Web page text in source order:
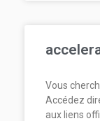
Vous
Accédez
aux liens